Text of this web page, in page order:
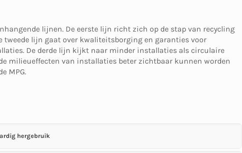
lijnen. De eerste lijn richt zich op de stap van recycling
tweede lijn gaat over kwaliteitsborging en garanties voor
De derde lijn kijkt naar minder installaties als circulaire
milieueffecten van installaties beter zichtbaar kunnen worden
MPG.
hergebruik